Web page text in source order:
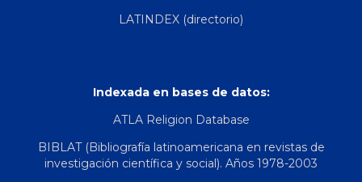
LATINDEX (directorio)
Indexada en bases de datos:
ATLA Religion Database
BIBLAT (Bibliografía latinoamericana en revistas de
investigación científica y social). Años 1978-2003